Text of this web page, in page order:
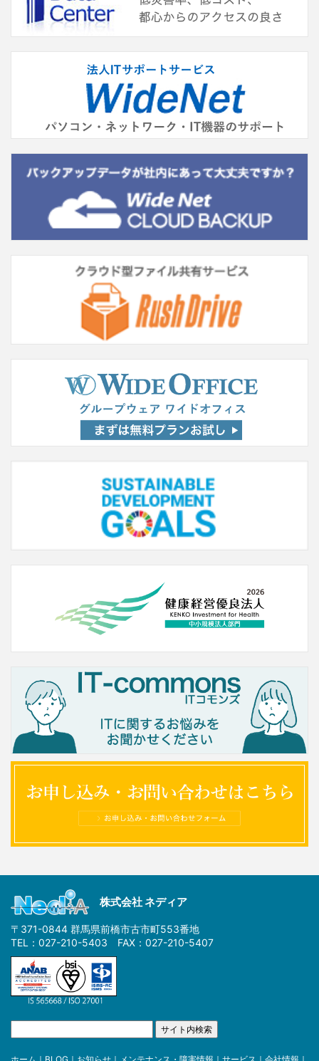
株式会社 ネディア
〒371-0844 群馬県前橋市古市町553番地
TEL：027-210-5403 FAX：027-210-5407